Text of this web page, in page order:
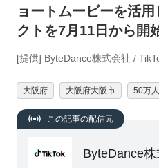
ョートムービーを活
クトを7月11日から開
[提供] ByteDance株式会社 /
大阪府 大阪府大阪市 50万
この記事の配信元
ByteDance